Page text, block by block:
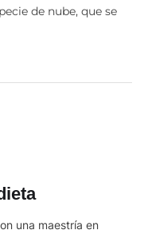
de nube, que se
una maestría en